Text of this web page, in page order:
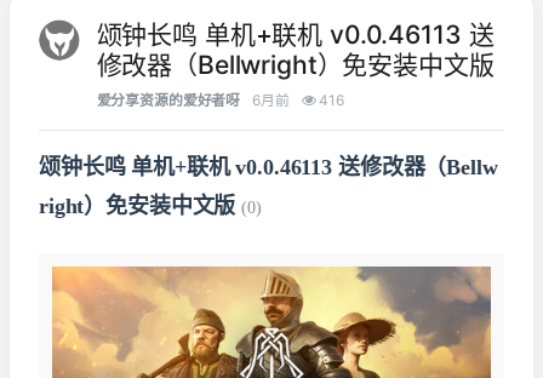
颂钟长鸣 单机+联机 v0.0.46113 送
修改器（Bellwright）免安装中文版
爱分享资源的爱好者呀 6月前 416
颂钟长鸣 单机+联机 v0.0.46113 送修改器（Bellw
right）免安装中文版(0)